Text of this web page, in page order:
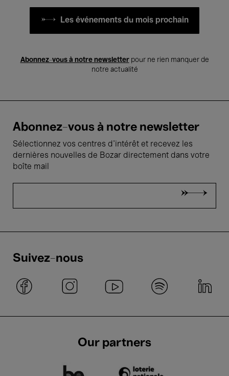
Les événements du mois prochain
Abonnez-vous à notre newsletterpour ne rien manquer de
notre actualité
Abonnez-vous à notre newsletter
Sélectionnez vos centres d'intérêt et recevez les
dernières nouvelles de Bozar directement dans votre
boîte mail
Suivez-nous
Our partners